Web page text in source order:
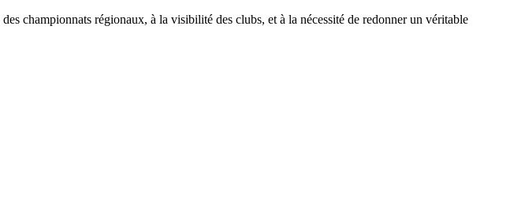
championnats régionaux, à la visibilité des clubs, et à la nécessité de redonner un véritable